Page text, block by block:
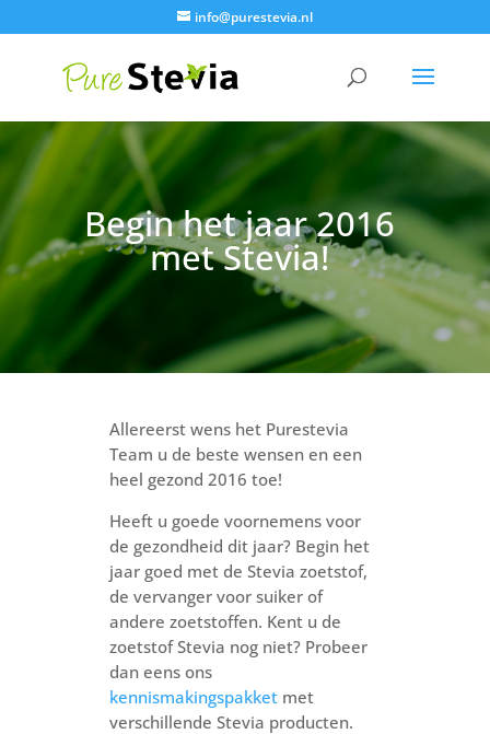
info@purestevia.nl
Begin het jaar 2016
met Stevia!
Allereerst wens het Purestevia
Team u de beste wensen en een
heel gezond 2016 toe!
Heeft u goede voornemens voor
de gezondheid dit jaar? Begin het
jaar goed met de Stevia zoetstof,
de vervanger voor suiker of
andere zoetstoffen. Kent u de
zoetstof Stevia nog niet? Probeer
dan eens ons
kennismakingspakket met
verschillende Stevia producten.